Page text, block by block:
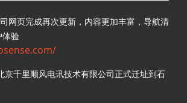
网页完成再次更新，内容更加丰富，导航清
体验
京千里顺风电讯技术有限公司正式迁址到石